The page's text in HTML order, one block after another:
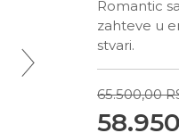
Romantic
zahteve u
stvari.
65.500,00